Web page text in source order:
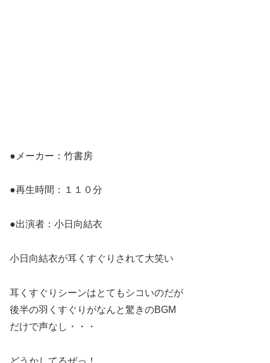
●メーカー：竹書房
●再生時間：１１０分
●出演者：小日向結衣
小日向結衣が耳くすぐりされて大笑い
耳くすぐりシーンはとてもシコいのだが
後半の羽くすぐりがなんと驚きのBGM
だけで声なし・・・
どうかしてるぜっ！